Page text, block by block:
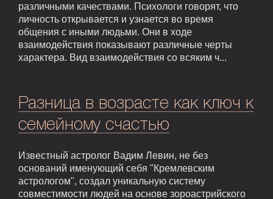
различными качествами. Психологи говорят, что
личность открывается и узнается во время
общения с иными людьми. Они в ходе
взаимодействия показывают различные черты
характера. Вид взаимодействия со всяким ч...
Разница в возрасте как ключ к
семейному счастью
Известный астролог Вадим Левин, не без
оснований именующий себя "Кремлевским
астрологом", создал уникальную систему
совместимости людей на основе зороастрийского